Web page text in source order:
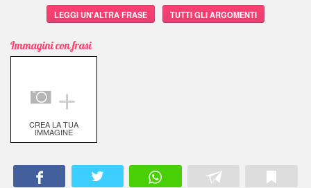
LEGGI UN'ALTRA FRASE TUTTI GLI ARGOMENTI
Immagini con frasi
＋
CREA LA TUA
IMMAGINE